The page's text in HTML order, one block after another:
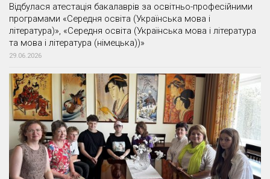
Відбулася атестація бакалаврів за освітньо-професійними
програмами «Середня освіта (Українська мова і
література)», «Середня освіта (Українська мова і література
та мова і література (німецька))»
29.06.2026